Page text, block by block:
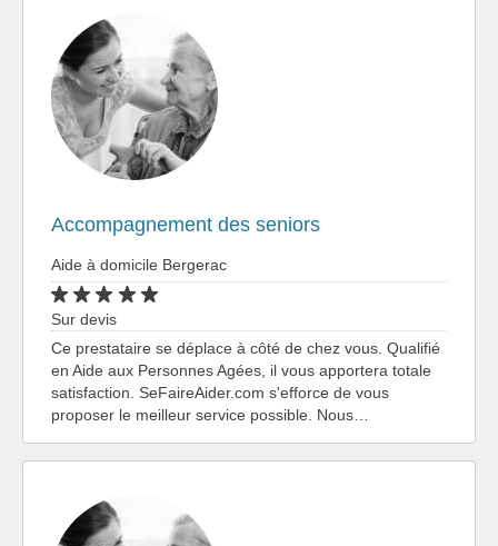
Accompagnement des seniors
Aide à domicile Bergerac
Sur devis
Ce prestataire se déplace à côté de chez vous. Qualifié
en Aide aux Personnes Agées, il vous apportera totale
satisfaction. SeFaireAider.com s'efforce de vous
proposer le meilleur service possible. Nous…